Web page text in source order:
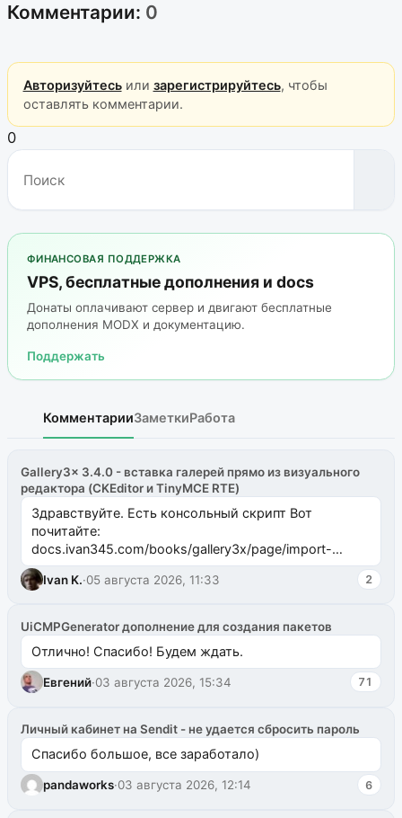
Комментарии: 0
Авторизуйтесьили зарегистрируйтесь, чтобы
оставлять комментарии.
0
ФИНАНСОВАЯ ПОДДЕРЖКА
VPS, бесплатные дополнения и docs
Донаты оплачивают сервер и двигают бесплатные
дополнения MODX и документацию.
Поддержать
КомментарииЗаметкиРабота
Gallery3x 3.4.0 - вставка галерей прямо из визуального
редактора (CKEditor и TinyMCE RTE)
Здравствуйте. Есть консольный скрипт Вот
почитайте:
docs.ivan345.com/books/gallery3x/page/import-
ms2galleryphp
Ivan K.·05 августа 2026, 11:33 2
UiCMPGenerator дополнение для создания пакетов
Отлично! Спасибо! Будем ждать.
Евгений·03 августа 2026, 15:34 71
Личный кабинет на Sendit - не удается сбросить пароль
Спасибо большое, все заработало)
pandaworks·03 августа 2026, 12:14 6